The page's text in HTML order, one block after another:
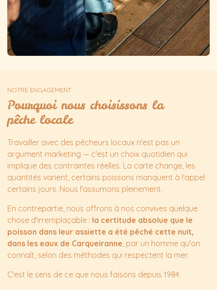
NOTRE ENGAGEMENT
Pourquoi nous choisissons la
pêche locale
Travailler avec des pêcheurs locaux n'est pas un
argument marketing — c'est un choix quotidien qui
implique des contraintes réelles. La carte change, les
quantités varient, certains poissons manquent à l'appel
certains jours. Nous l'assumons pleinement.
En contrepartie, nous offrons à nos convives quelque
chose d'irremplaçable : la certitude absolue que le
poisson dans leur assiette a été pêché cette nuit,
dans les eaux de Carqueiranne, par un homme qu'on
connaît, selon des méthodes qui respectent la mer.
C'est le sens de ce que nous faisons depuis 1984.